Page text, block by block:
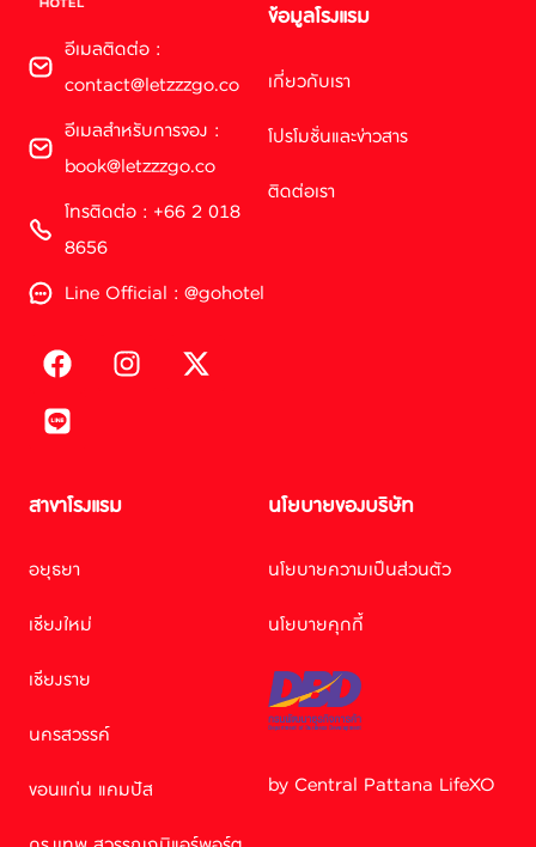
อีเมลติดต่อ :
contact@letzzzgo.co
อีเมลสำหรับการจอง :
book@letzzzgo.co
โทรติดต่อ : +66 2 018
8656
Line Official : @gohotel
ข้อมูลโรงแรม
เกี่ยวกับเรา
โปรโมชั่นและข่าวสาร
ติดต่อเรา
สาขาโรงแรม
อยุธยา
เชียงใหม่
เชียงราย
นครสวรรค์
ขอนแก่น แคมปัส
นโยบายของบริษัท
นโยบายความเป็นส่วนตัว
นโยบายคุกกี้
by Central Pattana LifeXO